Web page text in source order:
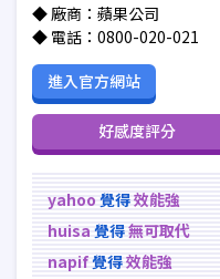
◆ 廠商：蘋果公司
◆ 電話：0800-020-021
進入官方網站
好感度評分
yahoo覺得效能強
huisa 覺得無可取代
napif覺得效能強